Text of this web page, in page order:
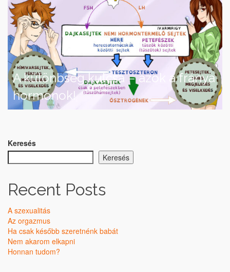
A különbség kulcsa – azok a fránya
hormonok!
Keresés
Keresés
Recent Posts
A szexualitás
Az orgazmus
Ha csak később szeretnénk babát
Nem akarom elkapni
Honnan tudom?